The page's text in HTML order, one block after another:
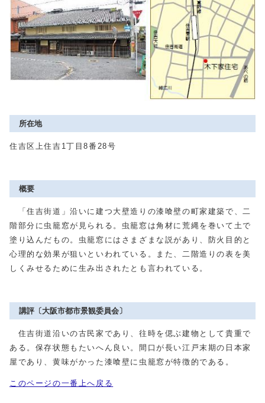
所在地
住吉区上住吉1丁目8番28号
概要
「住吉街道」沿いに建つ大壁造りの漆喰壁の町家建築で、二
階部分に虫籠窓が見られる。虫籠窓は角材に荒縄を巻いて土で
塗り込んだもの。虫籠窓にはさまざまな説があり、防火目的と
心理的な効果が狙いといわれている。また、二階造りの表を美
しくみせるために生み出されたとも言われている。
講評〔大阪市都市景観委員会〕
住吉街道沿いの古民家であり、往時を偲ぶ建物として貴重で
ある。保存状態もたいへん良い。間口が長い江戸末期の日本家
屋であり、黄味がかった漆喰壁に虫籠窓が特徴的である。
このページの一番上へ戻る